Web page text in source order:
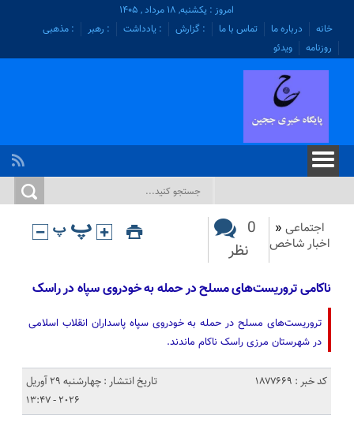
امروز : یکشنبه, ۱۸ مرداد , ۱۴۰۵
خانه
درباره ما تماس با ما : گزارش : یادداشت : رهبر
: مذهبی
روزنامه
ویدئو
اجتماعی «
اخبار شاخص
0
نظر
ناکامی تروریست‌های مسلح در حمله به خودروی سپاه در راسک
تروریست‌های مسلح در حمله به خودروی سپاه پاسداران انقلاب اسلامی
در شهرستان مرزی راسک ناکام ماندند.
کد خبر : 1877669
تاریخ انتشار : چهارشنبه 29 آوریل
2026 - 13:47